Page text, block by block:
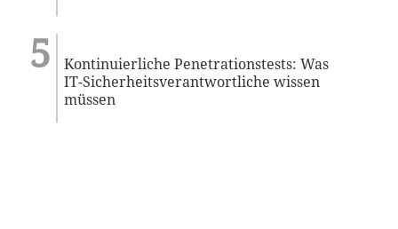
Kontinuierliche Penetrationstests: Was
IT-Sicherheitsverantwortliche wissen
müssen